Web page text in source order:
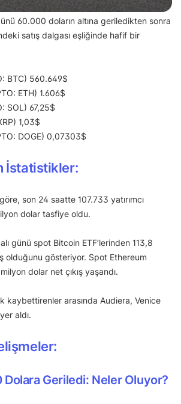
60.000 doların altına geriledikten sonra
satış dalgası eşliğinde hafif bir
BTC) 560.649$
ETH) 1.606$
SOL) 67,25$
1,03$
DOGE) 0,07303$
İstatistikler:
son 24 saatte 107.733 yatırımcı
dolar tasfiye oldu.
günü spot Bitcoin ETF’lerinden 113,8
olduğunu gösteriyor. Spot Ethereum
dolar net çıkış yaşandı.
kaybettirenler arasında Audiera, Venice
aldı.
Geriledi: Neler Oluyor?